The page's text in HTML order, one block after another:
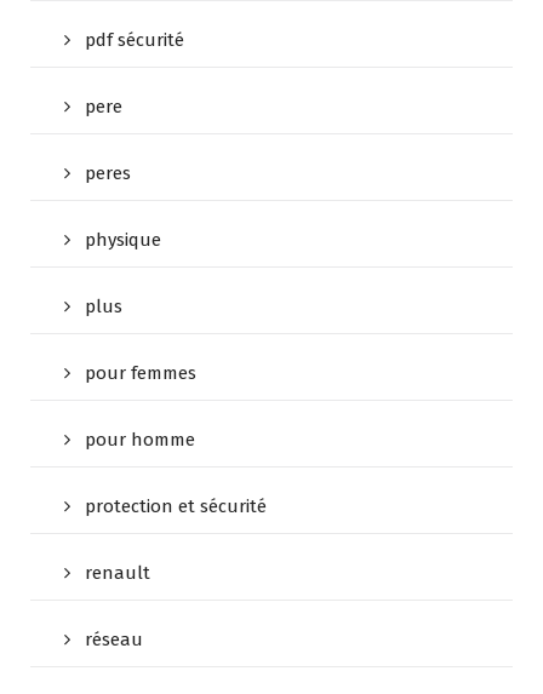
pdf sécurité
pere
peres
physique
plus
pour femmes
pour homme
protection et sécurité
renault
réseau